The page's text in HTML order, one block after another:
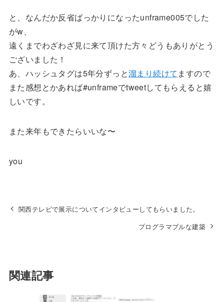
と、なんだか反省ばっかりになったunframe005でした
がw、
遠くまでわざわざ見に来て頂けた方々どうもありがとう
ございました！
あ、ハッシュタグは5年分ずっと溜まり続けて ますので
また感想とかあれば#unframeでtweetしてもらえると嬉
しいです。
また来年もできたらいいな〜
you
関西テレビで展示についてインタビューしてもらいました。
プログラマブルな建築
関連記事